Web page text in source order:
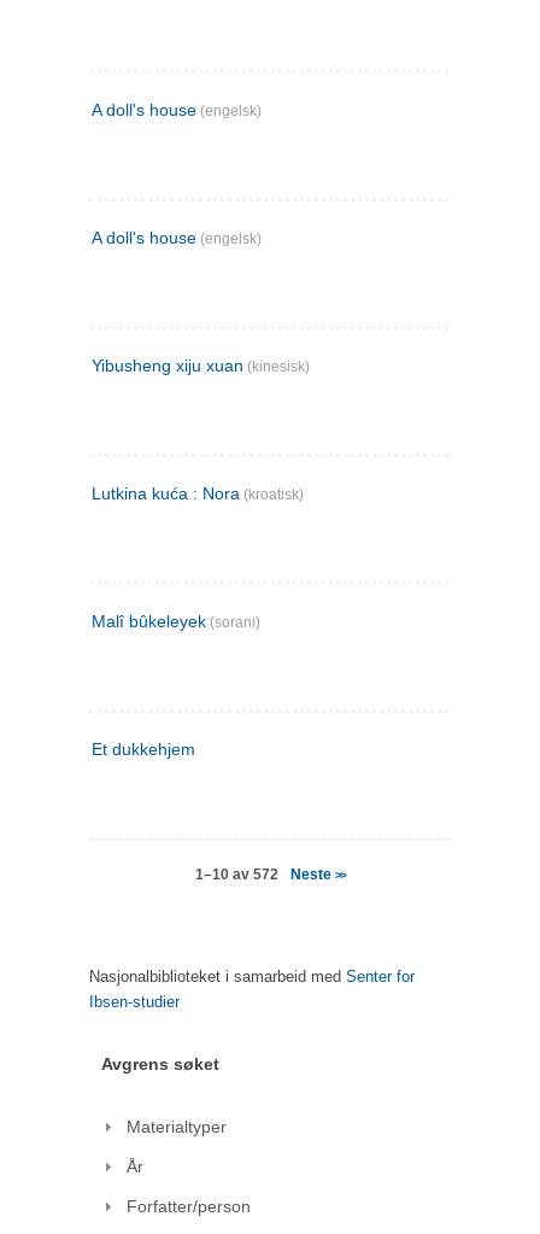
A doll's house (engelsk)
A doll's house (engelsk)
Yibusheng xiju xuan (kinesisk)
Lutkina kuća : Nora (kroatisk)
Malî bûkeleyek (sorani)
Et dukkehjem
1–10 av 572 Neste >>
Nasjonalbiblioteket i samarbeid med Senter for
Ibsen-studier
Avgrens søket
Materialtyper
År
Forfatter/person